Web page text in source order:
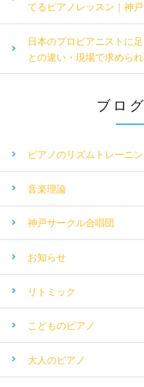
てるピアノレッスン｜神
日本のプロピアニストに
との違い・現場で求めら
ブロ
ピアノのリズムトレーニ
音楽理論
神戸サークル合唱団
お知らせ
リトミック
こどものピアノ
大人のピアノ